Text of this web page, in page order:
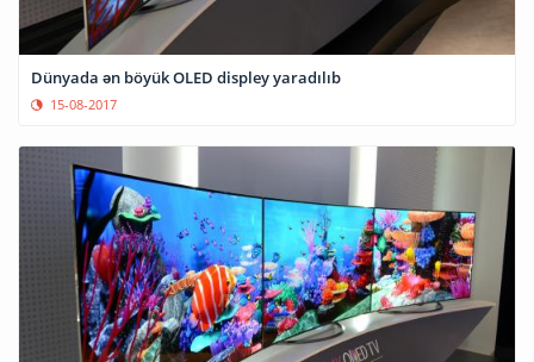
Dünyada ən böyük OLED displey yaradılıb
15-08-2017